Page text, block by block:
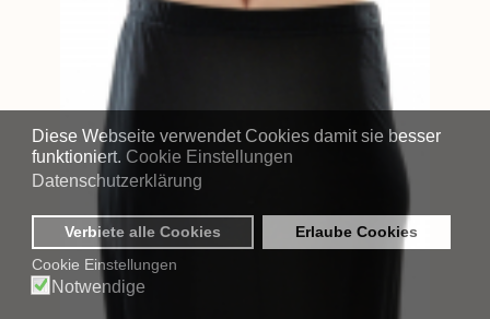
Diese Webseite verwendet Cookies damit sie besser
funktioniert. Cookie Einstellungen
Datenschutzerklärung
Verbiete alle Cookies
Erlaube Cookies
Cookie Einstellungen
Notwendige